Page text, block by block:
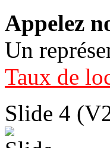
Appelez
Un
Taux de
Slide 4